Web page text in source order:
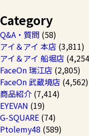
Category
Q&A・質問 (58)
アイ＆アイ 本店 (3,811)
アイ＆アイ 船堀店
FaceOn 瑞江店 (2,805)
FaceOn 武蔵境店 (4,562)
商品紹介 (7,414)
EYEVAN (19)
G-SQUARE (74)
Ptolemy48 (589)